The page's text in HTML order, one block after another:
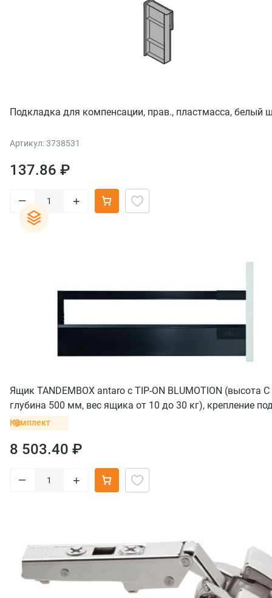
Подкладка для компенсации, прав., пластмасса, белый
Артикул: 3738531
137.86 ₽
– +
Ящик TANDEMBOX antaro с TIP-ON BLUMOTION (высота С
глубина 500 мм, вес ящика от 10 до 30 кг), крепление
саморезы, черный
Комплект
8 503.40 ₽
– +